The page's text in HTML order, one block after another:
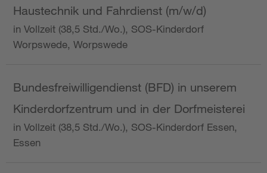
Haustechnik und Fahrdienst (m/w/d)
in Vollzeit (38,5 Std./Wo.), SOS-Kinderdorf
Worpswede, Worpswede
Bundesfreiwilligendienst (BFD) in unserem
Kinderdorfzentrum und in der Dorfmeisterei
in Vollzeit (38,5 Std./Wo.), SOS-Kinderdorf Essen,
Essen